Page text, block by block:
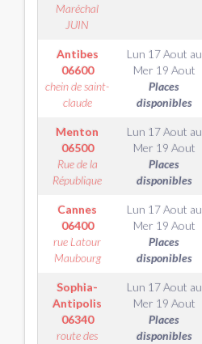
Maréchal
JUIN
Antibes
06600
chein de saint-
claude
Lun 17 Aout au
Mer 19 Aout
Places
disponibles
Menton
06500
Rue de la
République
Lun 17 Aout au
Mer 19 Aout
Places
disponibles
Cannes
06400
rue Latour
Maubourg
Lun 17 Aout au
Mer 19 Aout
Places
disponibles
Sophia-
Antipolis
06340
route des
Lun 17 Aout au
Mer 19 Aout
Places
disponibles